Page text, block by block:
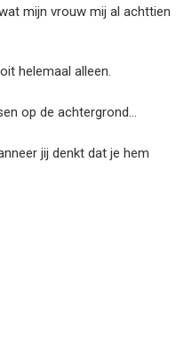
mijn vrouw mij al achttien
helemaal alleen.
op de achtergrond…
jij denkt dat je hem